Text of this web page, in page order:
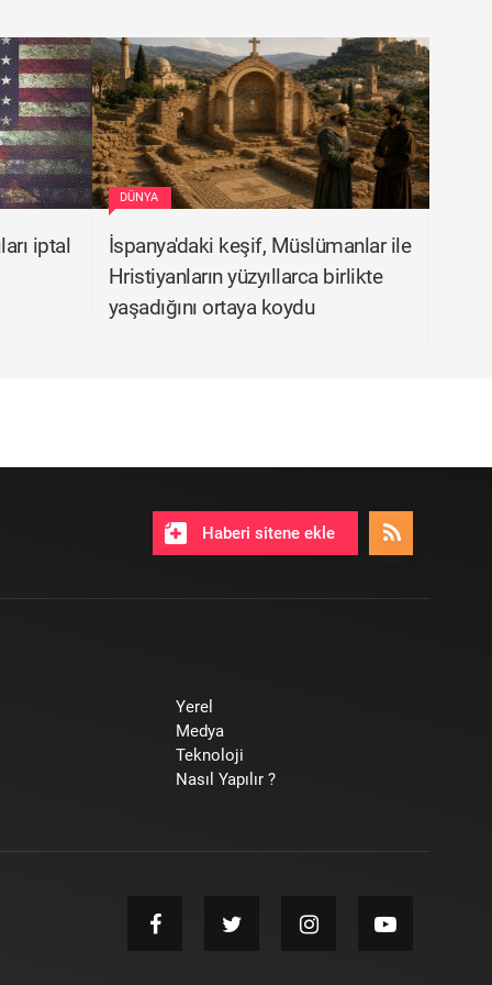
iptal
DÜNYA
İspanya'daki keşif, Müslümanlar ile
Hristiyanların yüzyıllarca birlikte
yaşadığını ortaya koydu
Haberi sitene ekle
Yerel
Medya
Teknoloji
Nasıl Yapılır ?